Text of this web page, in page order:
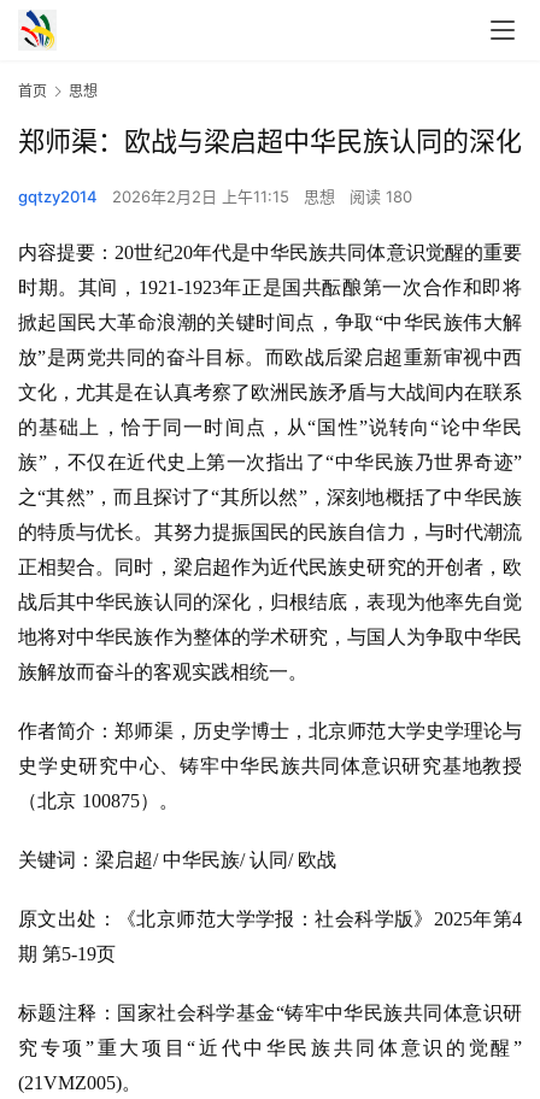
首页 思想
郑师渠：欧战与梁启超中华民族认同的深化
gqtzy2014 2026年2月2日 上午11:15 思想 阅读 180
内容提要： 20世纪20年代是中华民族共同体意识觉醒的重要
时期。其间，1921-1923年正是国共酝酿第一次合作和即将
掀起国民大革命浪潮的关键时间点，争取“中华民族伟大解
放”是两党共同的奋斗目标。而欧战后梁启超重新审视中西
文化，尤其是在认真考察了欧洲民族矛盾与大战间内在联系
的基础上，恰于同一时间点，从“国性”说转向“论中华民
族”，不仅在近代史上第一次指出了“中华民族乃世界奇迹”
之“其然”，而且探讨了“其所以然”，深刻地概括了中华民族
的特质与优长。其努力提振国民的民族自信力，与时代潮流
正相契合。同时，梁启超作为近代民族史研究的开创者，欧
战后其中华民族认同的深化，归根结底，表现为他率先自觉
地将对中华民族作为整体的学术研究，与国人为争取中华民
族解放而奋斗的客观实践相统一。
作者简介：郑师渠，历史学博士，北京师范大学史学理论与
史学史研究中心、铸牢中华民族共同体意识研究基地教授
（北京 100875）。
关键词：梁启超/ 中华民族/ 认同/ 欧战
原文出处：《北京师范大学学报：社会科学版》 2025年第4
期 第5-19页
标题注释：国家社会科学基金“铸牢中华民族共同体意识研
究专项”重大项目“近代中华民族共同体意识的觉醒”
(21VMZ005)。